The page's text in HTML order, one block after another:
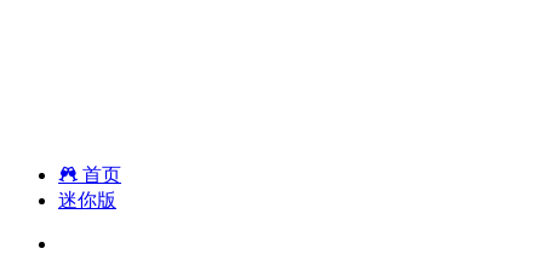
首页
迷你版